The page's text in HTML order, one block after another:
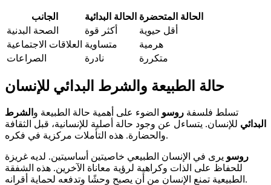
الجانب الحالة البدائية الحالة المتحضرة
الصحة البدنية
أكثر قوة
أقل حيوية
العلاقات الاجتماعية متساوية
هرمية
الصراعات
نادرة متكررة
حالة الطبيعة والشرط البدائي للإنسان
تسلط فلسفة روسو الضوء على أهمية حالة الطبيعة و الشرط
البدائي للإنسان. يتساءل عن وجود حالة أصلية للإنسانية، قبل الثقافة
والحضارة. هذه التأملات مركزية في فكره.
روسو يرى في الإنسان الطبيعي خاصيتين أساسيتين. لديه غريزة
للحفاظ على الذات وكراهية لرؤية معاناة الآخرين. هذه الشفقة
الطبيعية تمنع الإنسان من أن يصبح وحشًا وتدفعه لحماية أقرانه.